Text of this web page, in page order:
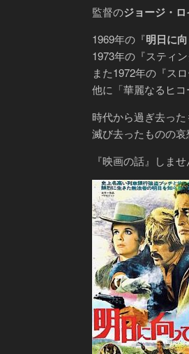
監督のジョージ・
1969年の『明日に
1973年の『スティ
また1972年の『ス
他に「華麗なるヒコ
時代から過ぎ去った
滅び去ったものの哀
『映画の話』しませ